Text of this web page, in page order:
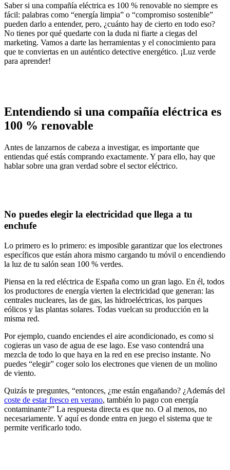
Saber si una compañía eléctrica es 100 % renovable no siempre es
fácil: palabras como “energía limpia” o “compromiso sostenible”
pueden darlo a entender, pero, ¿cuánto hay de cierto en todo eso?
No tienes por qué quedarte con la duda ni fiarte a ciegas del
marketing. Vamos a darte las herramientas y el conocimiento para
que te conviertas en un auténtico detective energético. ¡Luz verde
para aprender!
Entendiendo si una compañía eléctrica es
100 % renovable
Antes de lanzarnos de cabeza a investigar, es importante que
entiendas qué estás comprando exactamente. Y para ello, hay que
hablar sobre una gran verdad sobre el sector eléctrico.
No puedes elegir la electricidad que llega a tu
enchufe
Lo primero es lo primero: es imposible garantizarque los electrones
específicos que están ahora mismo cargando tu móvil o encendiendo
la luz de tu salón sean 100 % verdes.
Piensa en la red eléctrica de España como un gran lago. En él, todos
los productores de energía vierten la electricidad que generan: las
centrales nucleares, las de gas, las hidroeléctricas, los parques
eólicos y las plantas solares. Todas vuelcan su producción en la
misma red.
Por ejemplo, cuando enciendes el aire acondicionado, es como si
cogieras un vaso de agua de ese lago. Ese vaso contendrá una
mezcla de todo lo que haya en la red en ese preciso instante. No
puedes “elegir” coger solo los electrones que vienen de un molino
de viento.
Quizás te preguntes, “entonces, ¿me están engañando? ¿Además del
coste de estar fresco en verano, también lo pago con energía
contaminante?” La respuesta directa es que no. O al menos, no
necesariamente. Y aquí es donde entra en juego el sistema que te
permite verificarlo todo.